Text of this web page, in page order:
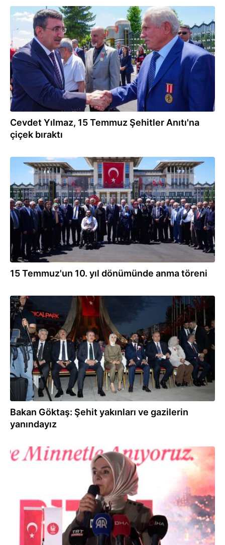
15.07.2026
Cevdet Yılmaz, 15 Temmuz Şehitler Anıtı'na
çiçek bıraktı
15.07.2026
15 Temmuz'un 10. yıl dönümünde anma töreni
Bakan Göktaş: Şehit yakınları ve gazilerin
yanındayız
14.07.2026